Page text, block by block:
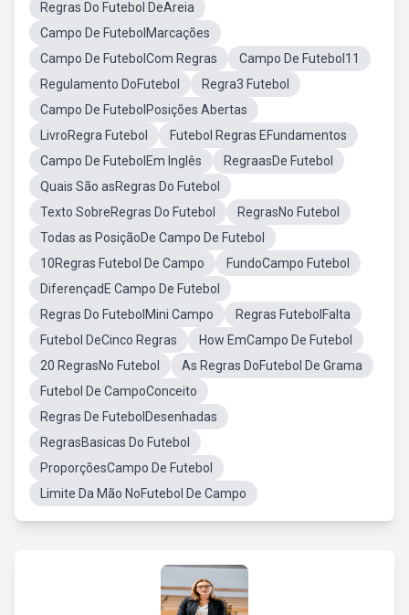
Regras Do Futebol DeAreia
Campo De FutebolMarcações
Campo De FutebolCom Regras
Campo De Futebol11
Regulamento DoFutebol
Regra3 Futebol
Campo De FutebolPosições Abertas
LivroRegra Futebol
Futebol Regras EFundamentos
Campo De FutebolEm Inglês
RegraasDe Futebol
Quais São asRegras Do Futebol
Texto SobreRegras Do Futebol
RegrasNo Futebol
Todas as PosiçãoDe Campo De Futebol
10Regras Futebol De Campo
FundoCampo Futebol
DiferençadE Campo De Futebol
Regras Do FutebolMini Campo
Regras FutebolFalta
Futebol DeCinco Regras
How EmCampo De Futebol
20 RegrasNo Futebol
As Regras DoFutebol De Grama
Futebol De CampoConceito
Regras De FutebolDesenhadas
RegrasBasicas Do Futebol
ProporçõesCampo De Futebol
Limite Da Mão NoFutebol De Campo